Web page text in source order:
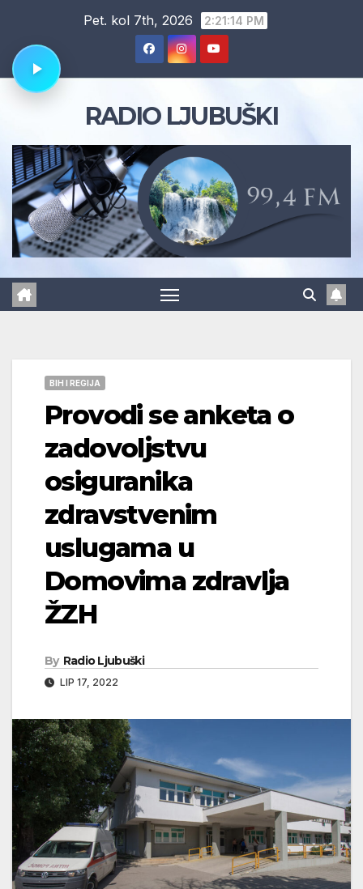
content
Pet. kol 7th, 2026 2:21:15 PM
RADIO LJUBUŠKI
BIH I REGIJA
Provodi se anketa o
zadovoljstvu
osiguranika
zdravstvenim
uslugama u
Domovima zdravlja
ŽZH
By Radio Ljubuški
LIP 17, 2022